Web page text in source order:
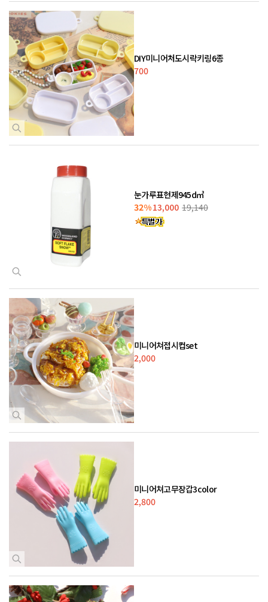
DIY미니어처도시락키링6종
700
눈가루표현제945d㎥
32%13,000 19,140
미니어쳐접시컵set
2,000
미니어쳐고무장갑3color
2,800